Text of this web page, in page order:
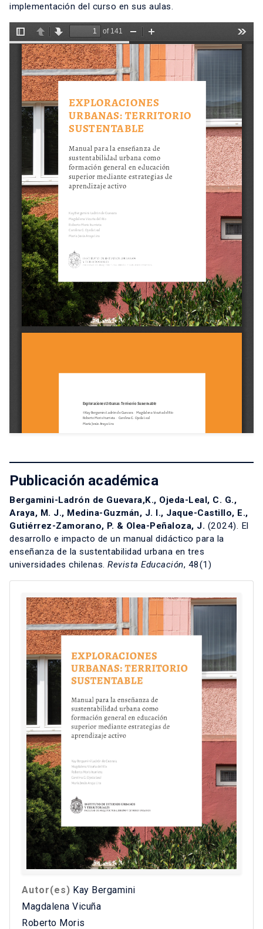
implementación del curso en sus aulas.
Publicación académica
Bergamini-Ladrón de Guevara,K., Ojeda-Leal, C. G.,
Araya, M. J., Medina-Guzmán, J. I., Jaque-Castillo, E.,
Gutiérrez-Zamorano, P. & Olea-Peñaloza, J. (2024). El
desarrollo e impacto de un manual didáctico para la
enseñanza de la sustentabilidad urbana en tres
universidades chilenas. Revista Educación, 48(1)
Autor(es) Kay Bergamini
Magdalena Vicuña
Roberto Moris